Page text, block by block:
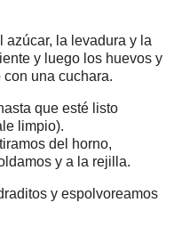
azúcar, la levadura y la
y luego los huevos y
con una cuchara.
que esté listo
limpio).
del horno,
y a la rejilla.
y espolvoreamos